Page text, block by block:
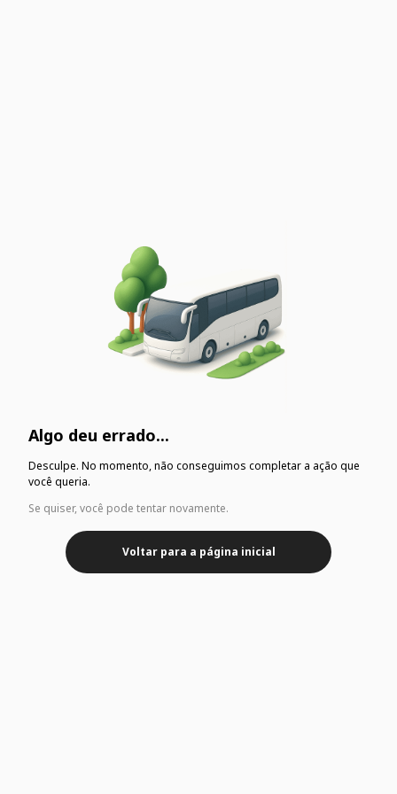
Algo deu errado...
Desculpe. No momento, não conseguimos completar a ação que
você queria.
Se quiser, você pode tentar novamente.
Voltar para a página inicial